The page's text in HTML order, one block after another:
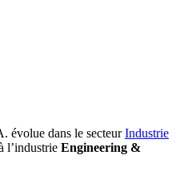
dans le secteurIndustrie
l’industrie Engineering &